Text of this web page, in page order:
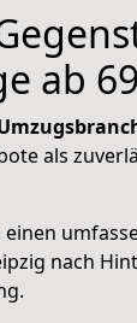
ab
als
nach